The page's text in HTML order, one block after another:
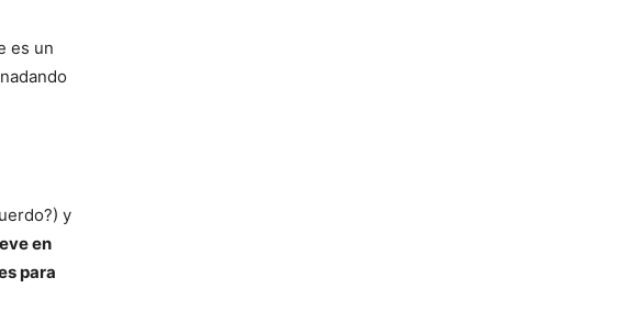
es un
y
en
para